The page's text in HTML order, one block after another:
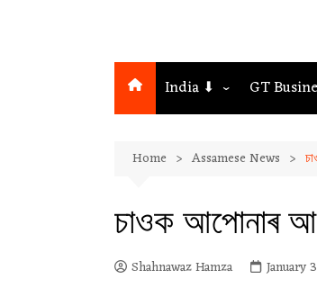
India ⬇
Guwahati
GT
Home Assamese News
চাওক আপোনাৰ
Shahnawaz Hamza January